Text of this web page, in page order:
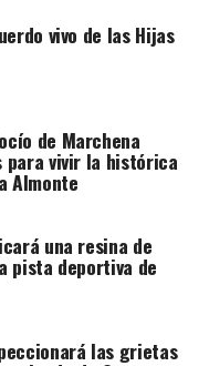
afincado en
Tiziano tenía en
una copia
veneciano,y fue
una compensación
del salario bruto.
y
las mismas
alojamiento y
vivienda o
contratos sin
vivo de las Hijas
de Marchena
para vivir la histórica
Almonte
una resina de
pista deportiva de
las grietas